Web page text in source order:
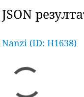
JSON
Nanzi (ID: H1638)